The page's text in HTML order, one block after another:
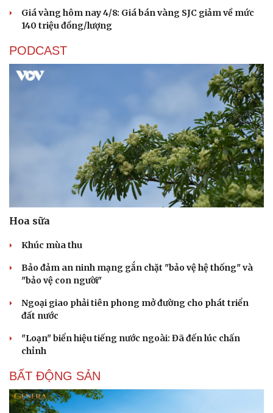
Du lịch
Tư vấn
check-in
Podcast
Kể chuyện cho bé
Hạt giống tâm hồn
Giá vàng hôm nay 4/8: Giá bán vàng SJC giảm về mức
140 triệu đồng/lượng
PODCAST
Hoa sữa
Khúc mùa thu
Bảo đảm an ninh mạng gắn chặt "bảo vệ hệ thống" và
"bảo vệ con người"
Ngoại giao phải tiên phong mở đường cho phát triển
đất nước
"Loạn" biển hiệu tiếng nước ngoài: Đã đến lúc chấn
chỉnh
BẤT ĐỘNG SẢN